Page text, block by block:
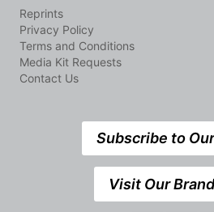
Reprints
Privacy Policy
Terms and Conditions
Media Kit Requests
Contact Us
Subscribe to
Visit Our